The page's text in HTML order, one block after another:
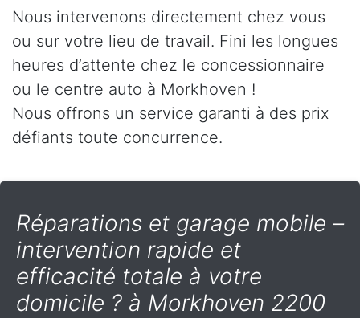
Nous intervenons directement chez vous
ou sur votre lieu de travail. Fini les longues
heures d’attente chez le concessionnaire
ou le centre auto à Morkhoven !
Nous offrons un service garanti à des prix
défiants toute concurrence.
Réparations et garage mobile –
intervention rapide et
efficacité totale à votre
domicile ? à Morkhoven 2200